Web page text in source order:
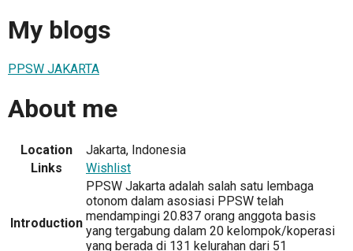
My blogs
PPSW JAKARTA
About me
Location
Jakarta, Indonesia
Links
Wishlist
Introduction
PPSW Jakarta adalah salah satu lembaga
otonom dalam asosiasi PPSW telah
mendampingi 20.837 orang anggota basis
yang tergabung dalam 20 kelompok/koperasi
yang berada di 131 kelurahan dari 51